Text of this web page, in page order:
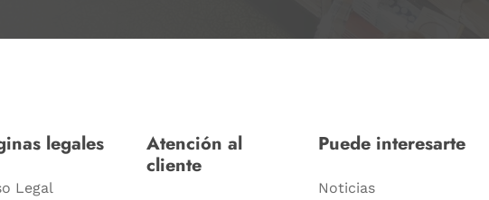
legales
Legal
Atención al
cliente
Puede interesarte
Noticias